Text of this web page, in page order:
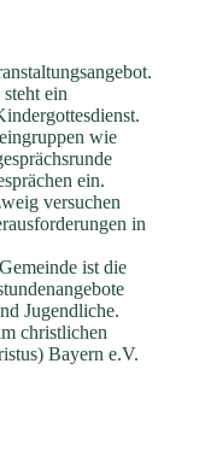
ein
wie
ein.
versuchen
in
ist die
Jugendliche.
christlichen
Bayern e.V.